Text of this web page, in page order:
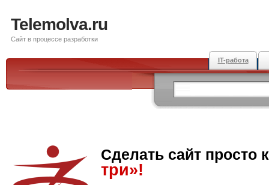
Telemolva.ru
Сайт в процессе разработки
IT-работа
Сделать сайт просто
три»!